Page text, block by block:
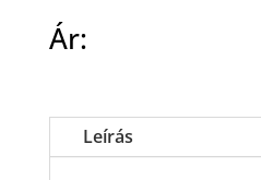
Ár:
Leírás